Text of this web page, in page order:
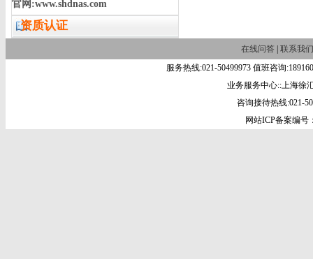
官网:www.shdnas.com
资质认证
在线问答
联系我们
服务热线:021-50499973 值班咨询
业务服务中心::上海徐
咨询接待热线:021-
网站ICP备案编号